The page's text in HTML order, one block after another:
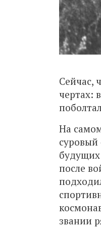
Сейчас,
чертах:
На
суровый
после
звании